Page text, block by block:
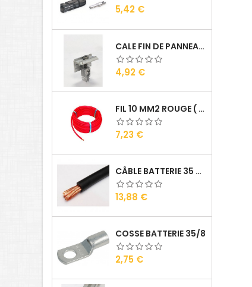
Prix
5,42 €
CALE FIN DE PANNEAUX ALU
Prix
4,92 €
FIL 10 MM2 ROUGE ( VENDU AU ML )
Prix
7,23 €
CÂBLE BATTERIE 35 MM2 ( VENDU AU ML )
Prix
13,88 €
COSSE BATTERIE 35/8
Prix
2,75 €